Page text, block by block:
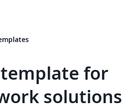
for
solutions